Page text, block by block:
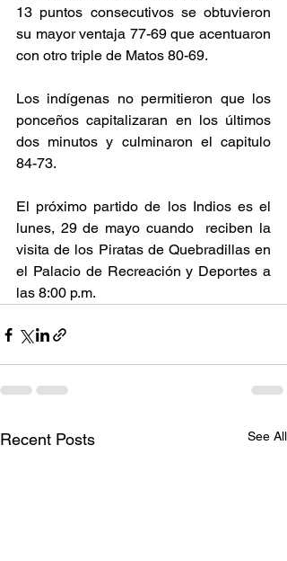
13 puntos consecutivos se obtuvieron
su mayor ventaja 77-69 que acentuaron
con otro triple de Matos 80-69.
Los indígenas no permitieron que los
ponceños capitalizaran en los últimos
dos minutos y culminaron el capitulo
84-73.
El próximo partido de los Indios es el
lunes, 29 de mayo cuando  reciben la
visita de los Piratas de Quebradillas en
el Palacio de Recreación y Deportes a
las 8:00 p.m.
Recent Posts See All